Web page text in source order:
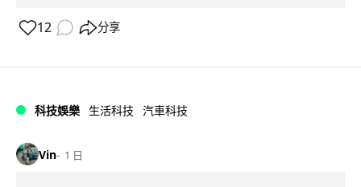
12 分享
科技娛樂 生活科技 汽車科技
Vin 1 日